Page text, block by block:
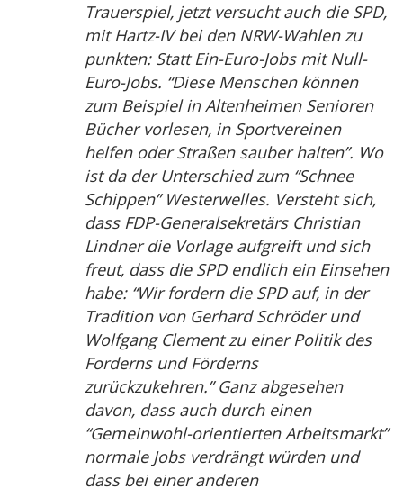
Trauerspiel, jetzt versucht auch die SPD,
mit Hartz-IV bei den NRW-Wahlen zu
punkten: Statt Ein-Euro-Jobs mit Null-
Euro-Jobs. “Diese Menschen können
zum Beispiel in Altenheimen Senioren
Bücher vorlesen, in Sportvereinen
helfen oder Straßen sauber halten”. Wo
ist da der Unterschied zum “Schnee
Schippen” Westerwelles. Versteht sich,
dass FDP-Generalsekretärs Christian
Lindner die Vorlage aufgreift und sich
freut, dass die SPD endlich ein Einsehen
habe: “Wir fordern die SPD auf, in der
Tradition von Gerhard Schröder und
Wolfgang Clement zu einer Politik des
Forderns und Förderns
zurückzukehren.” Ganz abgesehen
davon, dass auch durch einen
“Gemeinwohl-orientierten Arbeitsmarkt”
normale Jobs verdrängt würden und
dass bei einer anderen